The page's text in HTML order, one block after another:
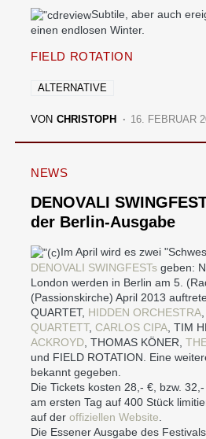
Subtile, aber auch
einen endlosen Winter.
FIELD ROTATION
ALTERNATIVE
VON CHRISTOPH 16. FEBRUAR
NEWS
DENOVALI
der Berlin-Ausgabe
Im April wird es zwei
DENOVALI SWINGFESTs geben:
London werden in Berlin am 5.
(Passionskirche) April 2013
QUARTET, HIDDEN ORCHESTRA
QUARTETT, CARLOS CIPA , TIM
ACKROYD , THOMAS KÖNER,
und FIELD ROTATION. Eine
bekannt gegeben.
Die Tickets kosten 28,- €, bzw.
am ersten Tag auf 400 Stück
auf der offiziellen Website
Die Essener Ausgabe des